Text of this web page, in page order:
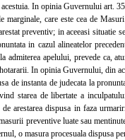
acestuia. In opinia Guvernului art.
marginale, care este cea de
preventiv; in aceeasi situatie
in cazul alineatelor
admiterea apelului, prevede ca,
In opinia Guvernului, din
de instanta de judecata la
starea de libertate a
arestarea dispusa in faza
preventive luate sau
o masura procesuala dispusa